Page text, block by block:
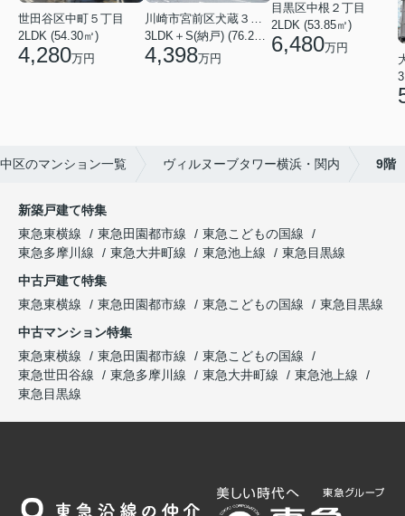
世田谷区中町５丁目
2LDK (54.30㎡)
4,280万円
川崎市宮前区犬蔵３丁目
3LDK＋S(納戸) (76.20㎡)
4,398万円
目黒区中根２丁目
2LDK (53.85㎡)
6,480万円
区のマンション一覧 ヴィルヌーブタワー横浜・関内 9階
新築戸建て特集
東急東横線
東急田園都市線
東急こどもの国線
東急多摩川線
東急大井町線 東急池上線
東急目黒線
中古戸建て特集
東急東横線
東急田園都市線 東急こどもの国線
東急目黒線
中古マンション特集
東急東横線
東急田園都市線
東急こどもの国線
東急世田谷線
東急多摩川線 東急大井町線
東急池上線
東急目黒線